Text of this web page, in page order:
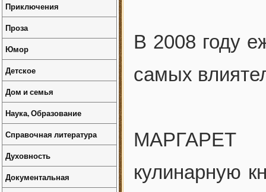
В 2008 году
самых
МАРГАРЕТ
кулинарную
Приключения
Проза
Юмор
Детское
Дом и семья
Наука, Образование
Справочная литература
Духовность
Документальная